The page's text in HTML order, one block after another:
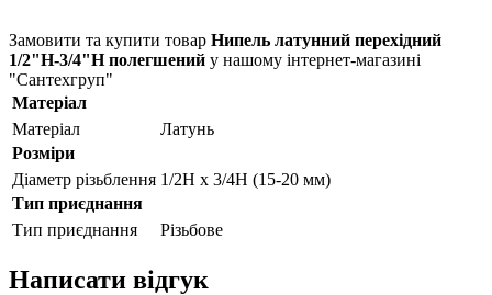
Замовити та купити товар Нипель латунний перехідний
1/2"Н-3/4"Н полегшений у нашому інтернет-магазині
"Сантехгруп"
Матеріал
Матеріал
Латунь
Розміри
Діаметр різьблення 1/2Н х 3/4Н (15-20 мм)
Тип приєднання
Тип приєднання
Різьбове
Написати відгук